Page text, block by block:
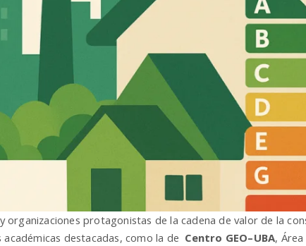
organizaciones protagonistas de la cadena de valor de la
destacadas, como la de Centro GEO–UBA,